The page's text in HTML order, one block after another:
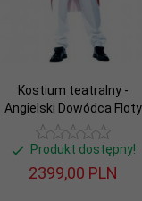
Kostium teatralny -
Angielski Dowódca Floty
Produkt dostępny!
2399,00 PLN